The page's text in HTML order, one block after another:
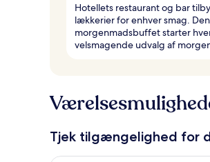
Hotellets restaurant og bar
lækkerier for enhver smag.
morgenmadsbuffet starter
velsmagende udvalg af
Tjek tilgængelighed for